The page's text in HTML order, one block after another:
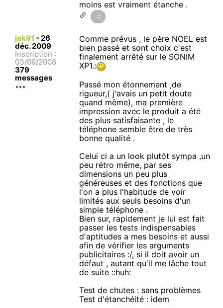
moins est vraiment étanche .
jak91 - 26
déc. 2009
Inscription :
03/09/2008
379
messages
Comme prévus , le père NOEL est
bien passé et sont choix c'est
finalement arrêté sur le SONIM
XP1.:
Passé mon étonnement ,de
rigueur,( j'avais un petit doute
quand même), ma première
impression avec le produit a été
des plus satisfaisante , le
téléphone semble être de très
bonne qualité .
Celui ci a un look plutôt sympa ,un
peu rétro même, par ses
dimensions un peu plus
généreuses et des fonctions que
l'on a plus l'habitude de voir
limités aux seuls besoins d'un
simple téléphone .
Bien sur, rapidement je lui est fait
passer les tests indispensables
d'aptitudes a mes besoins et aussi
afin de vérifier les arguments
publicitaires :/, si il doit avoir un
défaut , autant qu'il me lâche tout
de suite ::huh:
Test de chutes : sans problèmes
Test d'étanchéité : idem